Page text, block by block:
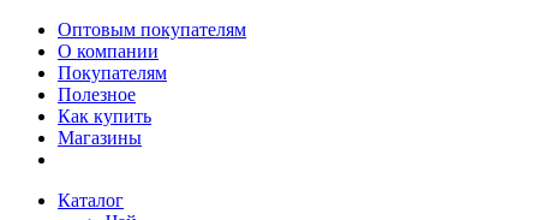
Оптовым покупателям
О компании
Покупателям
Полезное
Как купить
Магазины
Каталог